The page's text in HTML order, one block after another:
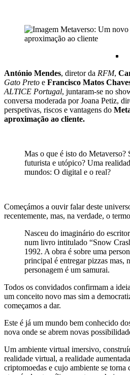
António Mendes, diretor da RFM,
Gato Preto e Francisco Matos
ALTICE Portugal, juntaram-se no
conversa moderada por Joana Petiz,
perspetivas, riscos e vantagens do
aproximação ao cliente.
Mas o que é isto do Metaverso?
futurista e utópico? Uma
mundos: O digital e o real?
Começámos a ouvir falar deste
recentemente, mas, na verdade, o
Nasceu do imaginário do
num livro intitulado “Snow
1992. A obra é sobre uma
principal é entregar pizzas mas,
personagem é um samurai.
Todos os convidados confirmam a
um conceito novo mas sim a
começamos a dar.
Este é já um mundo bem conhecido
nova onde se abrem novas
Um ambiente virtual imersivo,
realidade virtual, a realidade
criptomoedas e cujo ambiente se torna